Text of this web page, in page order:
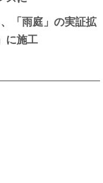
「雨庭」の実証拡
に施工